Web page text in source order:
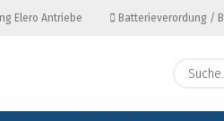
Elero Antriebe Batterieverordung /